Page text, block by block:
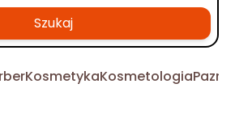
Szukaj
KosmetykaKosmetologia